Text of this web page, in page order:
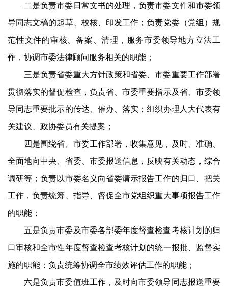
二是负责市委日常文书的处理，负责市委文件和市委领
导同志文稿的起草、校核、印发工作；负责党委（党组）规
范性文件的审核、备案、清理，服务市委领导地方立法工
作，协调市委法律顾问服务相关的职能；
三是负责省委重大方针政策和省委、市委重要工作部署
贯彻落实的督促检查，负责省、市委重要指示及省、市委领
导同志重要批示的传达、催办、落实；组织办理人大代表有
关建议、政协委员有关提案；
四是围绕省、市委工作部署，收集意见，及时、准确、
全面地向中央、省委、市委报送信息，反映有关动态，综合
调研等；负责以市委名义向省委请示报告工作的归口、把关
工作，负责统筹、指导、督促全市党组织重大事项报告工作
的职能；
五是负责市委及市委各部委年度督查检查考核计划的归
口审核和全市性年度督查检查考核计划的统一报批、监督实
施的职能；负责统筹协调全市绩效评估工作的职能；
六是负责市委值班工作，及时向市委领导同志报送重要